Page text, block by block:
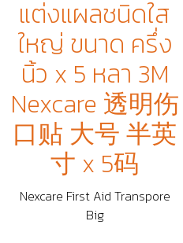
แต่งแผลชนิดใส
ใหญ่ ขนาด ครึ่ง
นิ้ว x 5 หลา 3M
Nexcare 透明伤
口贴 大号 半英
寸 x 5码
Nexcare First Aid Transpore
Big